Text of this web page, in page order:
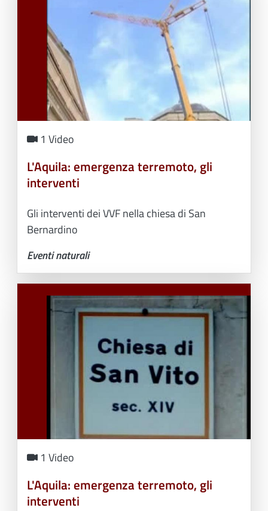
1 Video
L'Aquila: emergenza terremoto, gli
interventi
Gli interventi dei VVF nella chiesa di San
Bernardino
Eventi naturali
1 Video
L'Aquila: emergenza terremoto, gli
interventi